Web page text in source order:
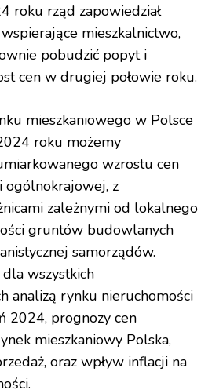
roku rząd zapowiedział
mieszkalnictwo,
pobudzić popyt i
cen w drugiej połowie roku.
mieszkaniowego w Polsce
roku możemy
wzrostu cen
ogólnokrajowej, z
zależnymi od lokalnego
gruntów budowlanych
samorządów.
wszystkich
analizą rynku nieruchomości
2024, prognozy cen
mieszkaniowy Polska,
oraz wpływ inflacji na